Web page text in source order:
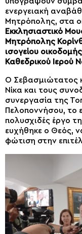
ενεργειακή
Μητρόπολης, στα
Εκκλησιαστικό
Μητρόπολης
ισογείου
Καθεδρικού Ιερού
Ο Σεβασμιώτατος
Νίκα και τους
συνεργασία της
Πελοποννήσου, το
πολυσχιδές έργο
ευχήθηκε ο Θεός,
φώτιση στην